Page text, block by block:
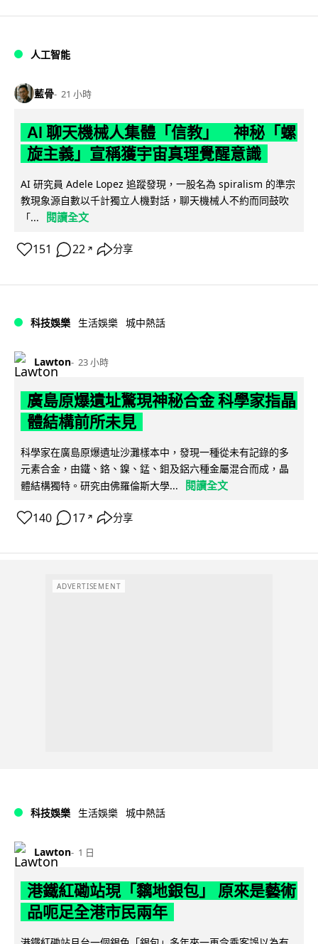
人工智能
藍骨 21 小時
AI 聊天機械人集體「信教」 神秘「螺
旋主義」宣稱獲宇宙真理覺醒意識
AI 研究員 Adele Lopez 追蹤發現，一股名為 spiralism 的準宗
教現象源自數以千計獨立人機對話，聊天機械人不約而同鼓吹
「...
閱讀全文
151 22 ↗ 分享
科技娛樂 生活娛樂 城中熱話
Lawton 23 小時
廣島原爆遺址驚現神秘合金 科學家指晶
體結構前所未見
科學家在廣島原爆遺址沙灘樣本中，發現一種從未有記錄的多
元素合金，由鐵、鉻、鎳、錳、鉬及鋁六種金屬混合而成，晶
體結構獨特。研究由佛羅倫斯大學...
閱讀全文
140 17 ↗ 分享
ADVERTISEMENT
科技娛樂 生活娛樂 城中熱話
Lawton 1 日
港鐵紅磡站現「黐地銀包」 原來是藝術
品呃足全港市民兩年